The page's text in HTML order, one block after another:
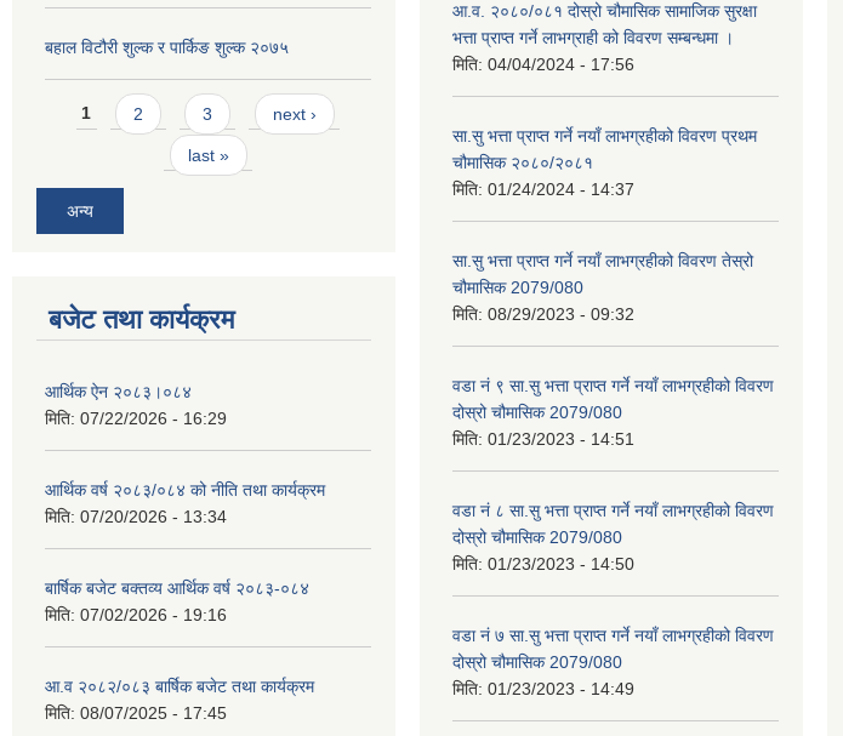
बहाल विटौरी शुल्क र पार्किङ शुल्क २०७५
Pages
1 2 3 next ›
last »
अन्य
बजेट तथा कार्यक्रम
आर्थिक ऐन २०८३।०८४
मिति: 07/22/2026 - 16:29
आर्थिक वर्ष २०८३/०८४ को नीति तथा कार्यक्रम
मिति: 07/20/2026 - 13:34
बार्षिक बजेट बक्तव्य आर्थिक वर्ष २०८३-०८४
मिति: 07/02/2026 - 19:16
आ.व २०८२/०८३ बार्षिक बजेट तथा कार्यक्रम
मिति: 08/07/2025 - 17:45
आ.व. २०८०/०८१ दोस्रो चौमासिक सामाजिक सुरक्षा
भत्ता प्राप्त गर्ने लाभग्राही को विवरण सम्बन्धमा ।
मिति: 04/04/2024 - 17:56
सा.सु भत्ता प्राप्त गर्ने नयाँ लाभग्रहीको विवरण प्रथम
चौमासिक २०८०/२०८१
मिति: 01/24/2024 - 14:37
सा.सु भत्ता प्राप्त गर्ने नयाँ लाभग्रहीको विवरण तेस्रो
चौमासिक 2079/080
मिति: 08/29/2023 - 09:32
वडा नं ९ सा.सु भत्ता प्राप्त गर्ने नयाँ लाभग्रहीको विवरण
दोस्रो चौमासिक 2079/080
मिति: 01/23/2023 - 14:51
वडा नं ८ सा.सु भत्ता प्राप्त गर्ने नयाँ लाभग्रहीको विवरण
दोस्रो चौमासिक 2079/080
मिति: 01/23/2023 - 14:50
वडा नं ७ सा.सु भत्ता प्राप्त गर्ने नयाँ लाभग्रहीको विवरण
दोस्रो चौमासिक 2079/080
मिति: 01/23/2023 - 14:49